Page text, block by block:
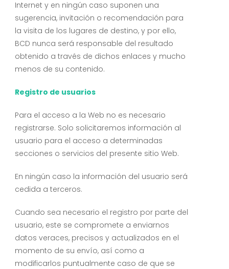
Internet y en ningún caso suponen una
sugerencia, invitación o recomendación para
la visita de los lugares de destino, y por ello,
BCD nunca será responsable del resultado
obtenido a través de dichos enlaces y mucho
menos de su contenido.
Registro de usuarios
Para el acceso a la Web no es necesario
registrarse. Solo solicitaremos información al
usuario para el acceso a determinadas
secciones o servicios del presente sitio Web.
En ningún caso la información del usuario será
cedida a terceros.
Cuando sea necesario el registro por parte del
usuario, este se compromete a enviarnos
datos veraces, precisos y actualizados en el
momento de su envío, así como a
modificarlos puntualmente caso de que se